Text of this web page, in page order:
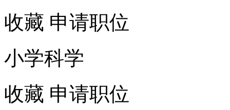
收藏 申请职位
小学科学
收藏 申请职位